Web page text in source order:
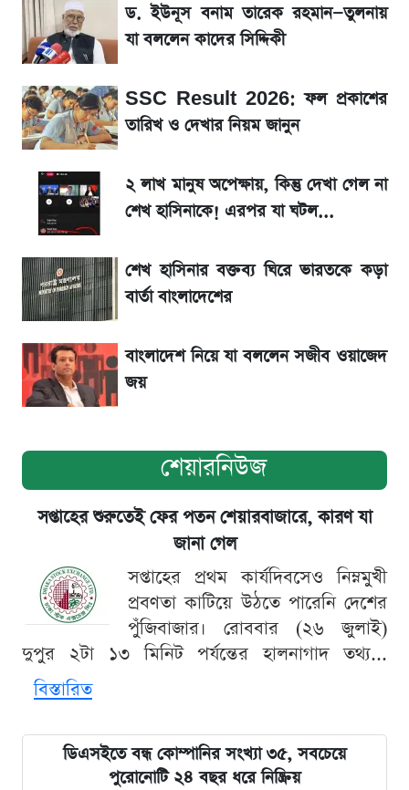
সৌদিতে বাংলাদেশিদের আকামা নবায়নে বদলে গেল
নিয়ম
La Liga 2026-2027: সর্বশেষ পয়েন্ট টেবিল ও
খবর
একদিনের ব্যবধানে আজকের সোনার দাম
ড. ইউনূস বনাম তারেক রহমান—তুলনায় যা বললেন
কাদের সিদ্দিকী
ড. ইউনূস বনাম তারেক রহমান—তুলনায়
যা বললেন কাদের সিদ্দিকী
SSC Result 2026: ফল প্রকাশের
তারিখ ও দেখার নিয়ম জানুন
২ লাখ মানুষ অপেক্ষায়, কিন্তু দেখা গেল না
শেখ হাসিনাকে! এরপর যা ঘটল...
শেখ হাসিনার বক্তব্য ঘিরে ভারতকে কড়া
বার্তা বাংলাদেশের
বাংলাদেশ নিয়ে যা বললেন সজীব ওয়াজেদ
জয়
শেয়ারনিউজ
সপ্তাহের শুরুতেই ফের পতন শেয়ারবাজারে, কারণ যা
জানা গেল
সপ্তাহের প্রথম কার্যদিবসেও নিম্নমুখী
প্রবণতা কাটিয়ে উঠতে পারেনি দেশের
পুঁজিবাজার। রোববার (২৬ জুলাই)
দুপুর ২টা ১৩ মিনিট পর্যন্তের হালনাগাদ তথ্য...
বিস্তারিত
ডিএসইতে বন্ধ কোম্পানির সংখ্যা ৩৫, সবচেয়ে
পুরোনোটি ২৪ বছর ধরে নিষ্ক্রিয়